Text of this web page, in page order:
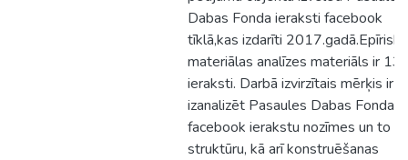
Dabas Fonda ieraksti facebook
tīklā,kas izdarīti 2017.gadā.Epīriskā
materiālas analīzes materiāls ir
ieraksti. Darbā izvirzītais mērķis ir
izanalizēt Pasaules Dabas Fonda
facebook ierakstu nozīmes un to
struktūru, kā arī konstruēšanas